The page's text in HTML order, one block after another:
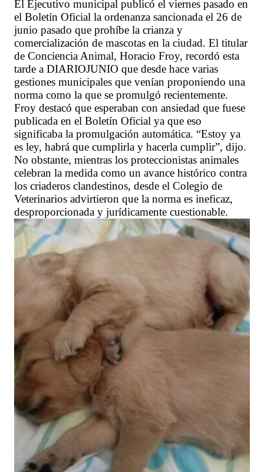
El Ejecutivo municipal publicó el viernes pasado en
el Boletín Oficial la ordenanza sancionada el 26 de
junio pasado que prohíbe la crianza y
comercialización de mascotas en la ciudad. El titular
de Conciencia Animal, Horacio Froy, recordó esta
tarde a DIARIOJUNIO que desde hace varias
gestiones municipales que venían proponiendo una
norma como la que se promulgó recientemente.
Froy destacó que esperaban con ansiedad que fuese
publicada en el Boletín Oficial ya que eso
significaba la promulgación automática. “Estoy ya
es ley, habrá que cumplirla y hacerla cumplir”, dijo.
No obstante, mientras los proteccionistas animales
celebran la medida como un avance histórico contra
los criaderos clandestinos, desde el Colegio de
Veterinarios advirtieron que la norma es ineficaz,
desproporcionada y jurídicamente cuestionable.